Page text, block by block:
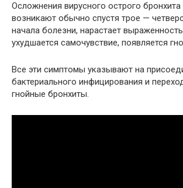
Осложнения вирусного острого
возникают обычно спустя трое —
начала болезни, нарастает
ухудшается самочувствие, появляется
Все эти симптомы указывают на
бактериального инфицирования и
гнойные бронхиты.